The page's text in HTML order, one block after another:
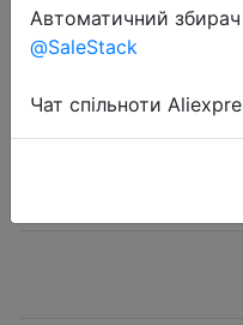
64G USB 3.2
Mobile Phone
Transmission
Автоматичний
@SaleStack
Чат спільноти